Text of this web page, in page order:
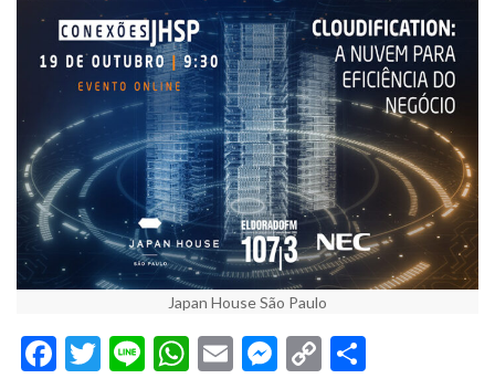
Japan House São Paulo
Facebook
Twitter
LineWhatsApp
EmailMessenger
Copy